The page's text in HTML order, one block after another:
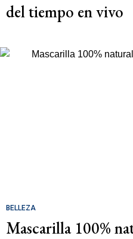
del tiempo en vivo
BELLEZA
Mascarilla 100%